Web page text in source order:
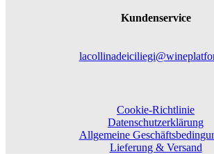
Kundenservice
Cookie-Richtlinie
Datenschutzerklärung
Allgemeine
Lieferung & Versand